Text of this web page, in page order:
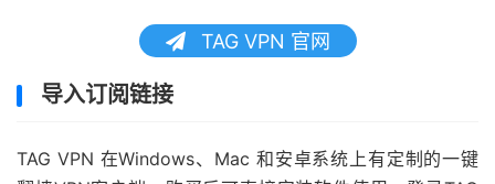
TAG VPN 官网
导入订阅链接
TAG VPN 在Windows、Mac 和安卓系统上有定制的一键